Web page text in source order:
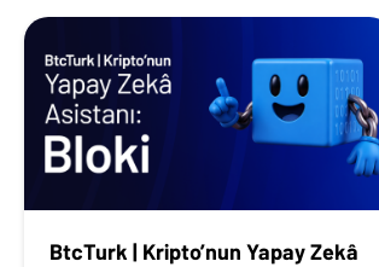
BtcTurk | Kripto’nun Yapay Zekâ